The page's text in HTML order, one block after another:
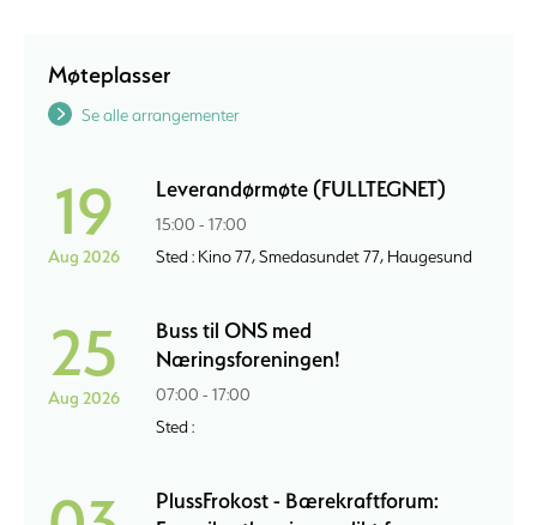
Møteplasser
Se alle arrangementer
19
Aug 2026
Leverandørmøte (FULLTEGNET)
15:00 - 17:00
Sted : Kino 77, Smedasundet 77, Haugesund
25
Aug 2026
Buss til ONS med
Næringsforeningen!
07:00 - 17:00
Sted :
PlussFrokost - Bærekraftforum: